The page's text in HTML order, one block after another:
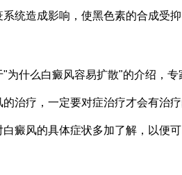
统造成影响，使黑色素的合成受
什么白癜风容易扩散"的介绍，专
治疗，一定要对症治疗才会有治
癜风的具体症状多加了解，以便